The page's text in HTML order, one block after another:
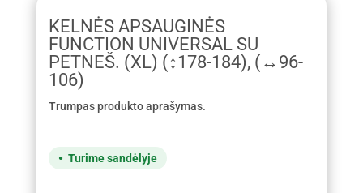
KELNĖS APSAUGINĖS
FUNCTION UNIVERSAL SU
PETNEŠ. (XL) (↕178-184), (↔96-
106)
Trumpas produkto aprašymas.
Turime sandėlyje